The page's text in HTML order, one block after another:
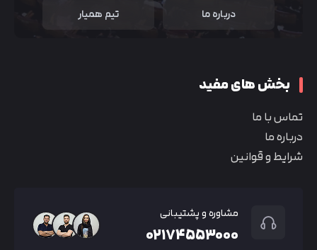
درباره ما تیم همیار
بخش های مفید
تماس با ما
درباره ما
شرایط و قوانین
مشاوره و پشتیبانی
۰۲۱۷۴۵۵۳۰۰۰